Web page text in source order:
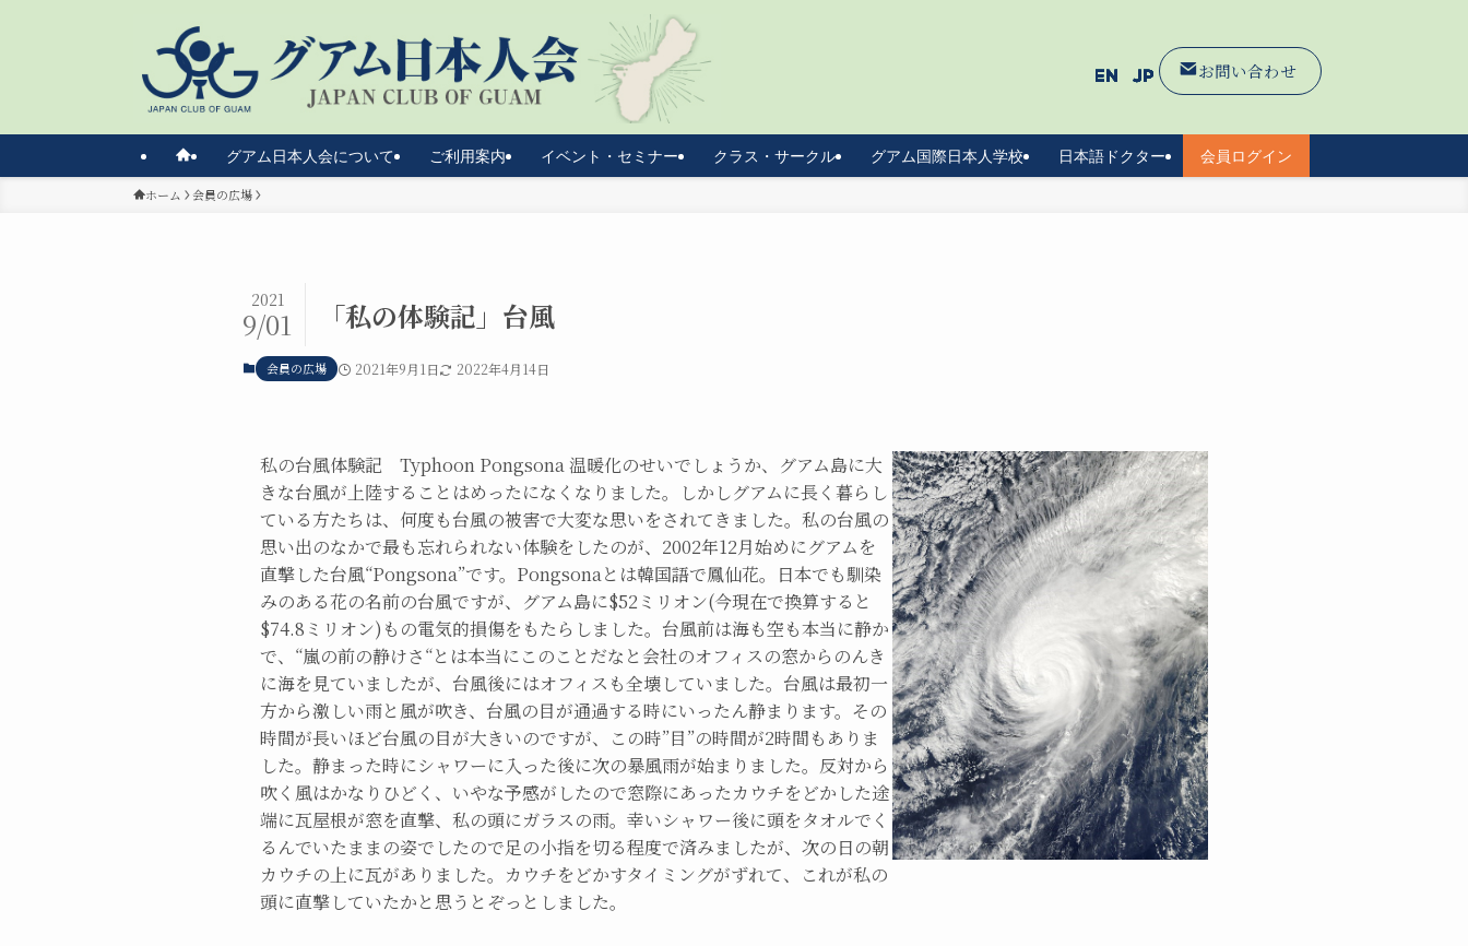
グアム日本人会について ご利用案内 イベント・セミナー クラス・サークル グアム国際日本人学校 日本語ドクター 会員ログイン
お問い合わせ
ホーム 会員の広場
「私の体験記」台風
2021
9/01
会員の広場 2021年9月1日 2022年4月14日
私の台風体験記 Typhoon Pongsona 温暖化のせいでしょうか、グアム島に大
きな台風が上陸することはめったになくなりました。しかしグアムに長く暮らし
ている方たちは、何度も台風の被害で大変な思いをされてきました。私の台風の
思い出のなかで最も忘れられない体験をしたのが、2002年12月始めにグアムを
直撃した台風“Pongsona”です。Pongsonaとは韓国語で鳳仙花。日本でも馴染
みのある花の名前の台風ですが、グアム島に$52ミリオン(今現在で換算すると
$74.8ミリオン)もの電気的損傷をもたらしました。台風前は海も空も本当に静か
で、“嵐の前の静けさ“とは本当にこのことだなと会社のオフィスの窓からのんき
に海を見ていましたが、台風後にはオフィスも全壊していました。台風は最初一
方から激しい雨と風が吹き、台風の目が通過する時にいったん静まります。その
時間が長いほど台風の目が大きいのですが、この時”目”の時間が2時間もありま
した。静まった時にシャワーに入った後に次の暴風雨が始まりました。反対から
吹く風はかなりひどく、いやな予感がしたので窓際にあったカウチをどかした途
端に瓦屋根が窓を直撃、私の頭にガラスの雨。幸いシャワー後に頭をタオルでく
るんでいたままの姿でしたので足の小指を切る程度で済みましたが、次の日の朝
カウチの上に瓦がありました。カウチをどかすタイミングがずれて、これが私の
頭に直撃していたかと思うとぞっとしました。